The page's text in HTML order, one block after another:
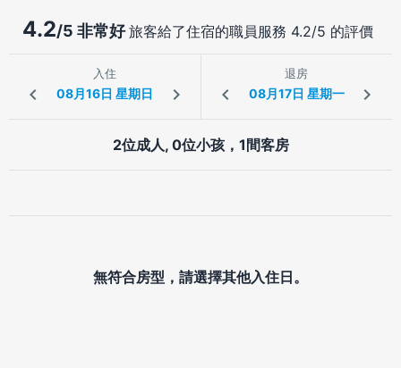
4.2/5 非常好旅客給了住宿的職員服務 4.2/5 的評價
入住 退房
2位成人, 0位小孩，1間客房
無符合房型，請選擇其他入住日。